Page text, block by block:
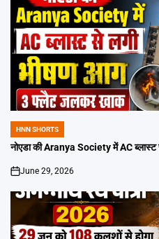
POSTED
IN
HNN SHORTS
नोएडा की Aranya Society में AC
on
June 29, 2026